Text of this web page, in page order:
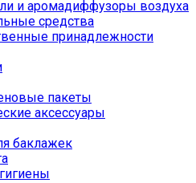
и аромадиффузоры воздуха
средства
принадлежности
пакеты
аксессуары
баклажек